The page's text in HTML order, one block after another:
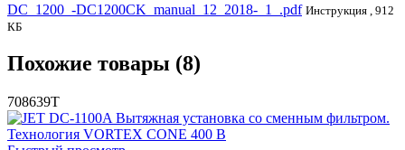
DC_1200_-DC1200CK_manual_12_2018-_1_.pdf Инструкция , 912
КБ
Похожие товары (8)
708639T